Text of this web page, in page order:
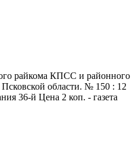
райкома КПСС и районного
области. № 150 : 12
36-й Цена 2 коп. - газета